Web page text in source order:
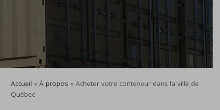
Accueil » À propos » Acheter votre conteneur dans la ville de
Québec